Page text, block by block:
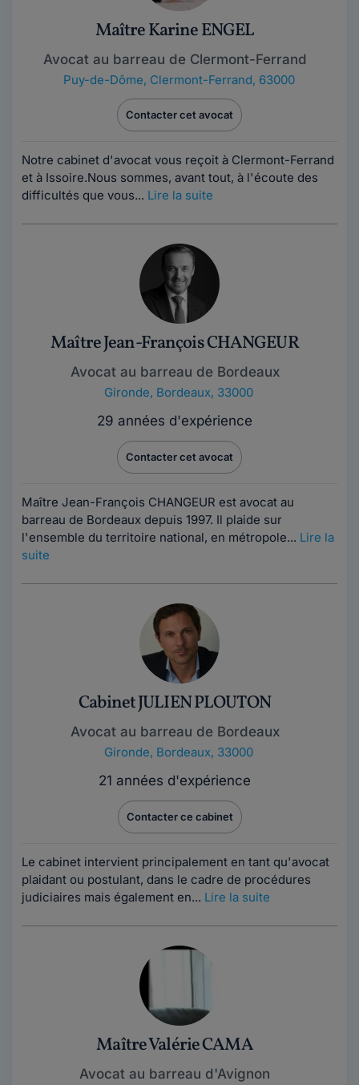
Maître Karine ENGEL
Avocat au barreau de Clermont-Ferrand
Puy-de-Dôme, Clermont-Ferrand, 63000
Contacter cet avocat
Notre cabinet d'avocat vous reçoit à Clermont-Ferrand
et à Issoire.Nous sommes, avant tout, à l'écoute des
difficultés que vous... Lire la suite
Maître Jean-François CHANGEUR
Avocat au barreau de Bordeaux
Gironde, Bordeaux, 33000
29 années d'expérience
Contacter cet avocat
Maître Jean-François CHANGEUR est avocat au
barreau de Bordeaux depuis 1997. Il plaide sur
l'ensemble du territoire national, en métropole... Lire la
suite
Cabinet JULIEN PLOUTON
Avocat au barreau de Bordeaux
Gironde, Bordeaux, 33000
21 années d'expérience
Contacter ce cabinet
Le cabinet intervient principalement en tant qu'avocat
plaidant ou postulant, dans le cadre de procédures
judiciaires mais également en... Lire la suite
Maître Valérie CAMA
Avocat au barreau d'Avignon